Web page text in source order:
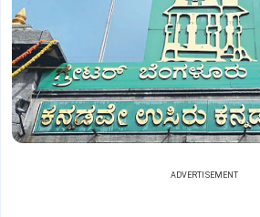
ADVERTISEMENT